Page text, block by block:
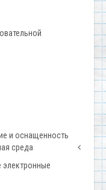
и оснащенность
среда
электронные